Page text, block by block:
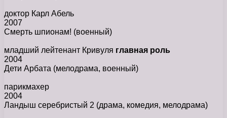
доктор Карл Абель
2007
Смерть шпионам! (военный)
младший лейтенант Кривуля главная роль
2004
Дети Арбата (мелодрама, военный)
парикмахер
2004
Ландыш серебристый 2 (драма, комедия, мелодрама)